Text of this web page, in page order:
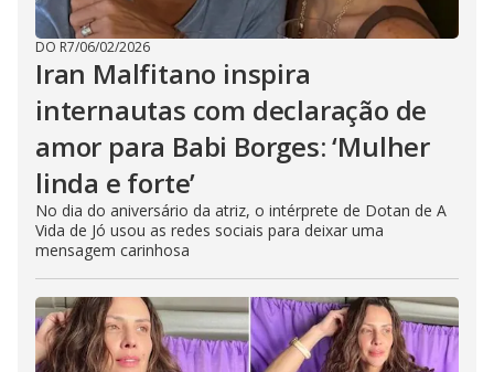
DO R7/06/02/2026
Iran Malfitano inspira
internautas com declaração de
amor para Babi Borges: ‘Mulher
linda e forte’
No dia do aniversário da atriz, o intérprete de Dotan de A
Vida de Jó usou as redes sociais para deixar uma
mensagem carinhosa